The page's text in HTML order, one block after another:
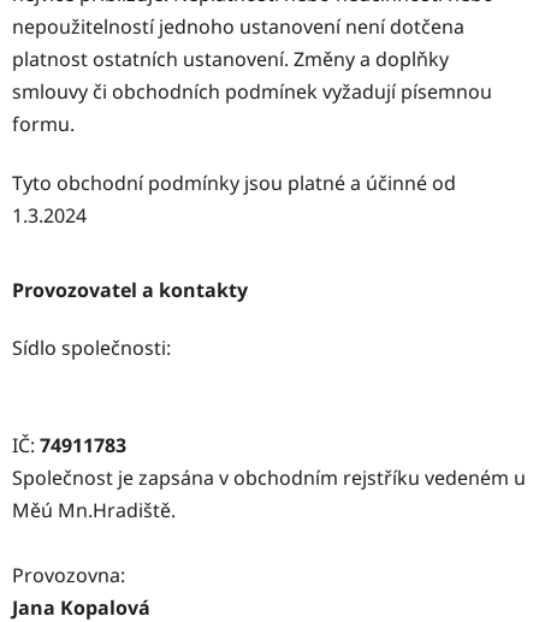
nepoužitelností jednoho ustanovení není dotčena
platnost ostatních ustanovení. Změny a doplňky
smlouvy či obchodních podmínek vyžadují písemnou
formu.
Tyto obchodní podmínky jsou platné a účinné od
1.3.2024
Provozovatel a kontakty
Sídlo společnosti:
IČ: 74911783
Společnost je zapsána v obchodním rejstříku vedeném u
Měú Mn.Hradiště.
Provozovna:
Jana Kopalová